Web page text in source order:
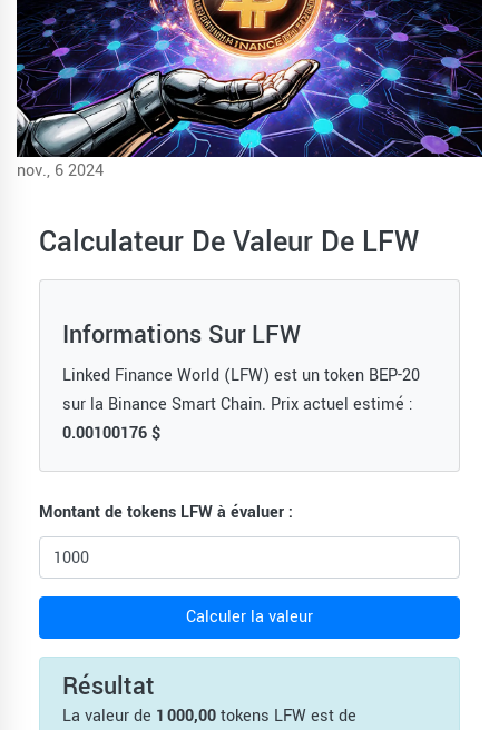
nov., 6 2024
Calculateur De Valeur De LFW
Informations Sur LFW
Linked Finance World (LFW) est un token BEP-20
sur la Binance Smart Chain. Prix actuel estimé :
0.00100176 $
Montant de tokens LFW à évaluer :
Calculer la valeur
Résultat
La valeur de 1 000,00tokens LFW est de